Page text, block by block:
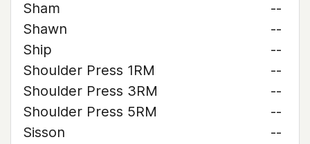
Sham
--
Shawn
--
Ship
--
Shoulder Press 1RM
--
Shoulder Press 3RM
--
Shoulder Press 5RM
--
Sisson
--